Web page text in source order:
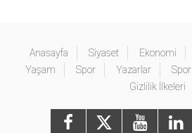
Anasayfa Siyaset Ekonomi
Yaşam
Spor Yazarlar Spor
Gizlilik İlkeleri